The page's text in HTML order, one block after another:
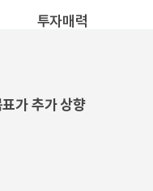
투자매력
가 추가 상향